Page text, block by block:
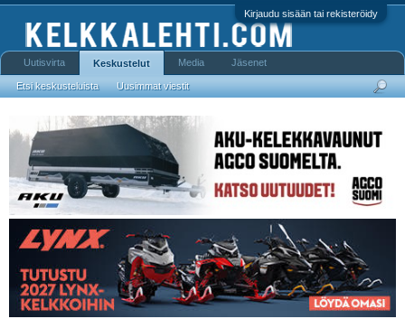
Kirjaudu sisään tai rekisteröidy
Uutisvirta Keskustelut
Etsi keskusteluista Uusimmat viestit
Media Jäsenet